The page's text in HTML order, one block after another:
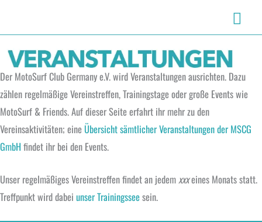
Der MotoSurf Club Germany e.V. wird Veranstaltungen ausrichten. Dazu
zählen regelmäßige Vereinstreffen, Trainingstage oder große Events wie
MotoSurf & Friends. Auf dieser Seite erfahrt ihr mehr zu den
Vereinsaktivitäten; eine Übersicht sämtlicher Veranstaltungen der MSCG
GmbHfindet ihr bei den Events.
Unser regelmäßiges Vereinstreffen findet an jedem xxxeines Monats statt.
Treffpunkt wird dabei unser Trainingsseesein.